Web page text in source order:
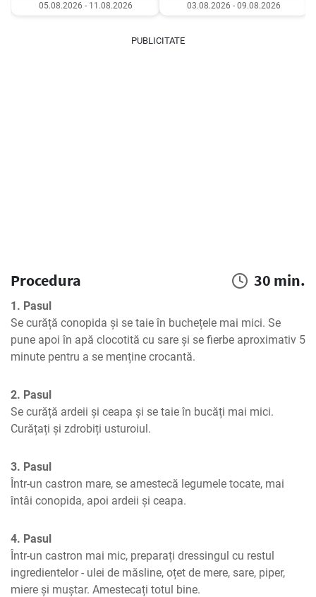
05.08.2026 - 11.08.2026 03.08.2026 - 09.08.2026
PUBLICITATE
Procedura 30 min.
1. Pasul
Se curăță conopida și se taie în buchețele mai mici. Se
pune apoi în apă clocotită cu sare și se fierbe aproximativ 5
minute pentru a se menține crocantă.
2. Pasul
Se curăță ardeii și ceapa și se taie în bucăți mai mici.
Curățați și zdrobiți usturoiul.
3. Pasul
Într-un castron mare, se amestecă legumele tocate, mai
întâi conopida, apoi ardeii și ceapa.
4. Pasul
Într-un castron mai mic, preparați dressingul cu restul
ingredientelor - ulei de măsline, oțet de mere, sare, piper,
miere și muștar. Amestecați totul bine.